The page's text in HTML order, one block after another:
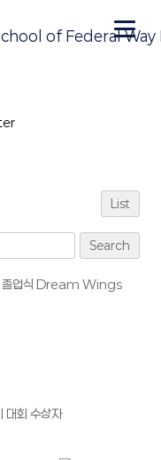
List
Search
졸업식 Dream Wings
대회 수상자